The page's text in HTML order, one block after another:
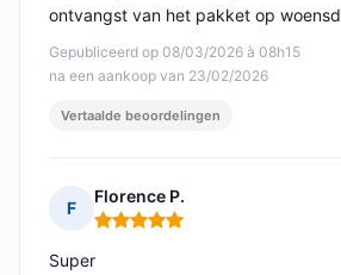
Gepubliceerd op 08/03/2026 à 08h15
na een aankoop van 23/02/2026
ontvangst van het pakket op
Vertaalde beoordelingen
F
Florence P.
Opmerking: 5 van 5
Super